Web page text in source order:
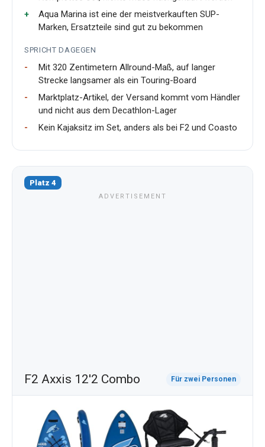
Aqua Marina ist eine der meistverkauften SUP-
Marken, Ersatzteile sind gut zu bekommen
SPRICHT DAGEGEN
Mit 320 Zentimetern Allround-Maß, auf langer
Strecke langsamer als ein Touring-Board
Marktplatz-Artikel, der Versand kommt vom Händler
und nicht aus dem Decathlon-Lager
Kein Kajaksitz im Set, anders als bei F2 und Coasto
Platz 4
F2 Axxis 12'2 Combo Für zwei Personen